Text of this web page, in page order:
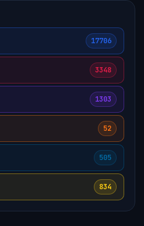
17706
3348
1303
52
505
834